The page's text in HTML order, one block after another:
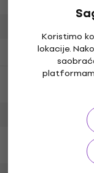
Koristimo
lokacije.
45 RPM,33 RPM
Nerđajući čelik